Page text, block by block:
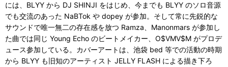
には、BLYY から DJ SHINJI をはじめ、今までも BLYY のソロ音源
でも交流のあった NaBTok や dopey が参加。そして常に先鋭的な
サウンドで唯一無二の存在感を放つ Ramza、Manonmars が参加し
た曲では同じ Young Echo のビートメイカー、O$VMV$M がプロデ
ュース参加している。カバーアートは、池袋 bed 等での活動の時期
から BLYY も旧知のアーティスト JELLY FLASH による描き下ろ